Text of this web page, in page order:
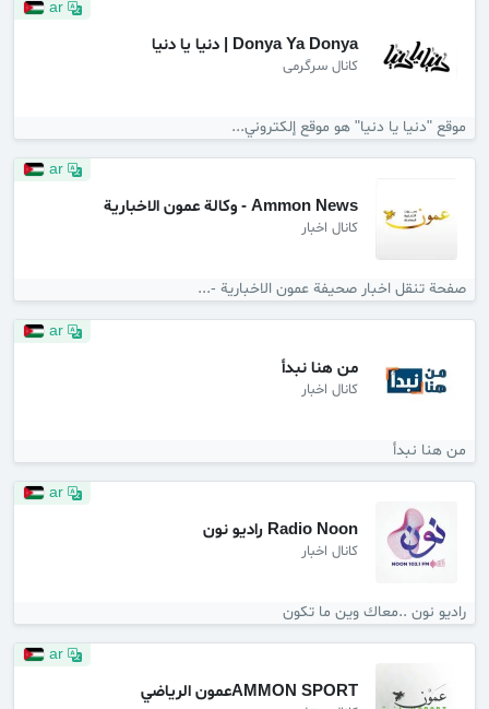
Donya Ya Donya | دنيا يا دنيا
کانال سرگرمی
موقع "دنيا يا دنيا" هو موقع إلكتروني...
Ammon News - وكالة عمون الاخبارية
کانال اخبار
صفحة تنقل اخبار صحيفة عمون الاخبارية -...
من هنا نبدأ
کانال اخبار
من هنا نبدأ
Radio Noon راديو نون
کانال اخبار
راديو نون ..معاك وين ما تكون
AMMON SPORTعمون الرياضي